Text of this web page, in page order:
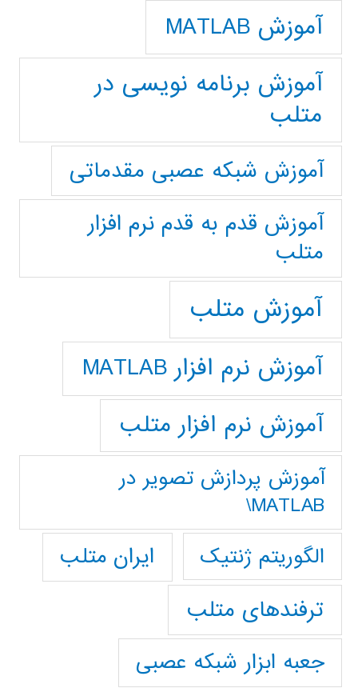
آموزش MATLAB
آموزش برنامه نویسی در
متلب
آموزش شبکه عصبی مقدماتی
آموزش قدم به قدم نرم افزار
متلب
آموزش متلب
آموزش نرم افزار MATLAB
آموزش نرم افزار متلب
آموزش پردازش تصوير در
MATLAB\
الگوریتم ژنتیک
ایران متلب
ترفندهای متلب
جعبه ابزار شبکه عصبی